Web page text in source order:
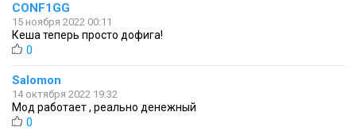
CONF1GG
15 ноября 2022 00:11
Кеша теперь просто дофига!
0
Salomon
14 октября 2022 19:32
Мод работает , реально денежный
0